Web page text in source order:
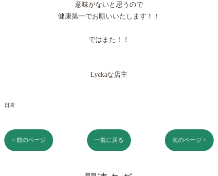
意味がないと思うので
健康第一でお願いいたします！！
ではまた！！
Lyckaな店主
日常
< 前のページ 一覧に戻る 次のページ >